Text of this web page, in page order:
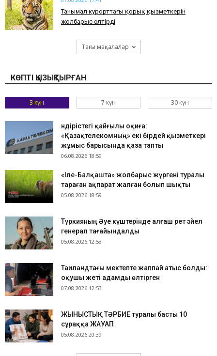
​Танымал курорттағы қорық қызметкерін
жолбарыс өлтірді
Тағы мақалалар
КӨПТІ ҚЫЗЫҚТЫРҒАН
3 күн 7 күн 30 күн
Өндірістегі қайғылы оқиға:
«Қазақтелекомның» екі бірдей қызметкері
жұмыс барысында қаза тапты
06.08.2026 18:59
«Іле-Балқашта» жолбарыс жүргені туралы
тараған ақпарат жалған болып шықты
05.08.2026 18:59
Түркияның Әуе күштерінде алғаш рет әйел
генерал тағайындалды
05.08.2026 12:53
Таиландтағы мектепте жаппай атыс болды:
оқушы жеті адамды өлтірген
07.08.2026 12:53
ЖЫНЫСТЫҚ ТӘРБИЕ туралы басты 10
сұраққа ЖАУАП
05.08.2026 20:39